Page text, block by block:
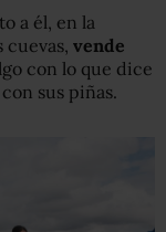
a él, en la
vende
con lo que dice
sus piñas.